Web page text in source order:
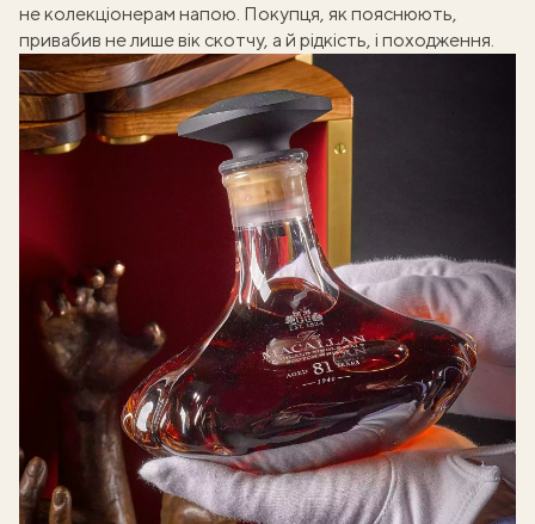
не колекціонерам напою. Покупця, як пояснюють,
привабив не лише вік скотчу, а й рідкість, і походження.